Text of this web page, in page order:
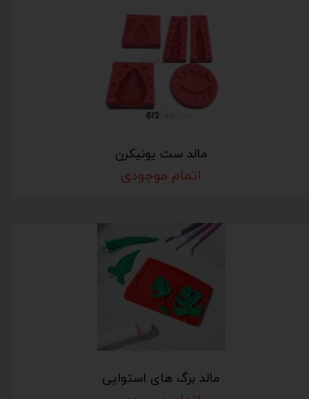
مالد ست یونیکرن
اتمام موجودی
مالد برگ های استوایی